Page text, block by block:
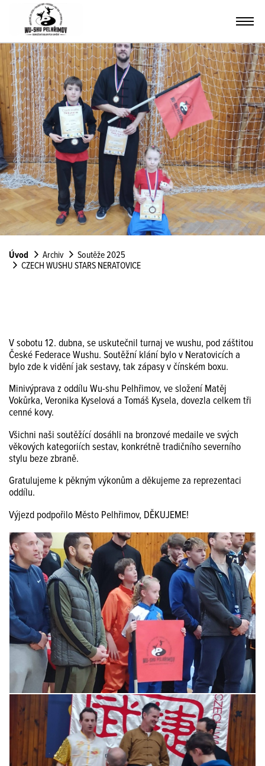
Úvod Archiv
Soutěže 2025
CZECH WUSHU STARS NERATOVICE
V sobotu 12. dubna, se uskutečnil turnaj ve wushu, pod záštitou
České Federace Wushu. Soutěžní klání bylo v Neratovicích a
bylo zde k vidění jak sestavy, tak zápasy v čínském boxu.
Minivýprava z oddílu Wu-shu Pelhřimov, ve složení Matěj
Vokůrka, Veronika Kyselová a Tomáš Kysela, dovezla celkem tři
cenné kovy.
Všichni naši soutěžící dosáhli na bronzové medaile ve svých
věkových kategoriích sestav, konkrétně tradičního severního
stylu beze zbraně.
Gratulujeme k pěkným výkonům a děkujeme za reprezentaci
oddílu.
Výjezd podpořilo Město Pelhřimov, DĚKUJEME!